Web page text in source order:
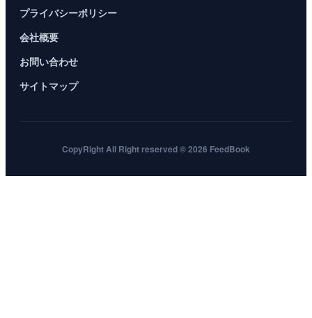
プライバシーポリシー
会社概要
お問い合わせ
サイトマップ
CopyRight All Right reserved © 2026 FeedBook